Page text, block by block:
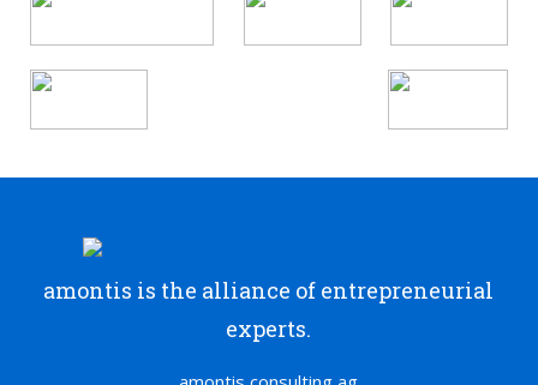
amontis is the alliance of entrepreneurial
experts.